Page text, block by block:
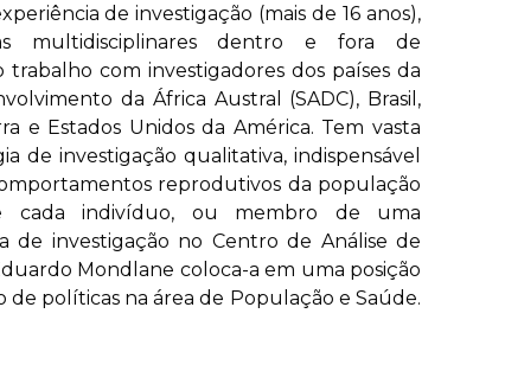
de investigação (mais de 16 anos),
multidisciplinares dentro e fora de
trabalho com investigadores dos países da
da África Austral (SADC), Brasil,
e Estados Unidos da América. Tem vasta
de investigação qualitativa, indispensável
reprodutivos da população
cada indivíduo, ou membro de uma
de investigação no Centro de Análise de
Mondlane coloca-a em uma posição
políticas na área de População e Saúde.